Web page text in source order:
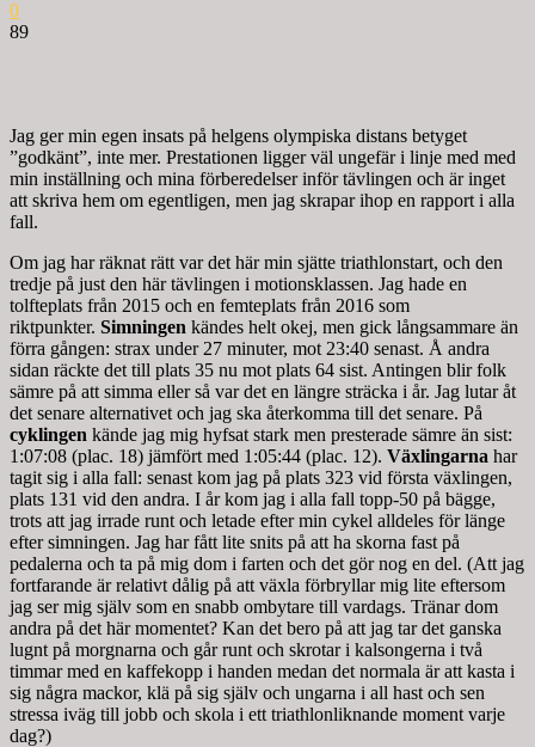
0
89
Jag ger min egen insats på helgens olympiska distans betyget
”godkänt”, inte mer. Prestationen ligger väl ungefär i linje med med
min inställning och mina förberedelser inför tävlingen och är inget
att skriva hem om egentligen, men jag skrapar ihop en rapport i alla
fall.
Om jag har räknat rätt var det här min sjätte triathlonstart, och den
tredje på just den här tävlingen i motionsklassen. Jag hade en
tolfteplats från 2015 och en femteplats från 2016 som
riktpunkter. Simningen kändes helt okej, men gick långsammare än
förra gången: strax under 27 minuter, mot 23:40 senast. Å andra
sidan räckte det till plats 35 nu mot plats 64 sist. Antingen blir folk
sämre på att simma eller så var det en längre sträcka i år. Jag lutar åt
det senare alternativet och jag ska återkomma till det senare. På
cyklingen kände jag mig hyfsat stark men presterade sämre än sist:
1:07:08 (plac. 18) jämfört med 1:05:44 (plac. 12). Växlingarna har
tagit sig i alla fall: senast kom jag på plats 323 vid första växlingen,
plats 131 vid den andra. I år kom jag i alla fall topp-50 på bägge,
trots att jag irrade runt och letade efter min cykel alldeles för länge
efter simningen. Jag har fått lite snits på att ha skorna fast på
pedalerna och ta på mig dom i farten och det gör nog en del. (Att jag
fortfarande är relativt dålig på att växla förbryllar mig lite eftersom
jag ser mig själv som en snabb ombytare till vardags. Tränar dom
andra på det här momentet? Kan det bero på att jag tar det ganska
lugnt på morgnarna och går runt och skrotar i kalsongerna i två
timmar med en kaffekopp i handen medan det normala är att kasta i
sig några mackor, klä på sig själv och ungarna i all hast och sen
stressa iväg till jobb och skola i ett triathlonliknande moment varje
dag?)